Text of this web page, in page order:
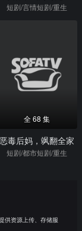
短剧/言情短剧/重生
全 68 集
恶毒后妈，飒翻全家
短剧/都市短剧/重生
供资源上传、存储服